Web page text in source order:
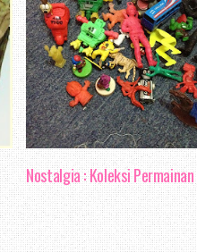
Nostalgia : Koleksi Permainan